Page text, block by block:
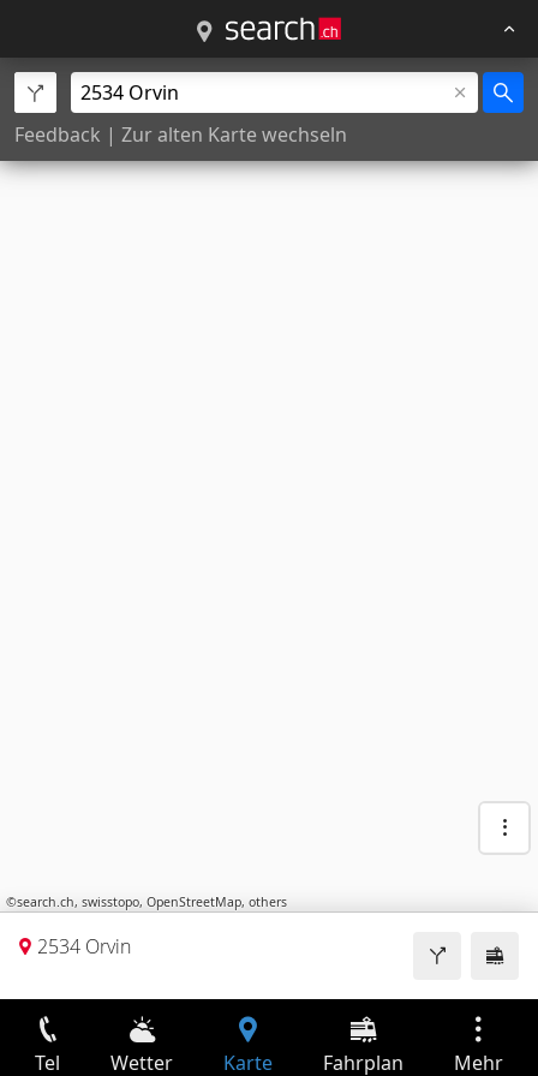
Feedback | Zur alten Karte wechseln
©search.ch, swisstopo, OpenStreetMap, others
2534 Orvin
Tel Wetter Karte Fahrplan Mehr